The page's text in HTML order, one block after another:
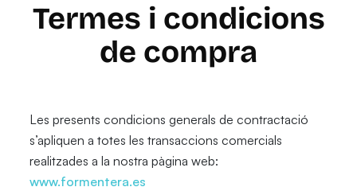
Termes i condicions
de compra
Les presents condicions generals de contractació
s’apliquen a totes les transaccions comercials
realitzades a la nostra pàgina web:
www.formentera.es